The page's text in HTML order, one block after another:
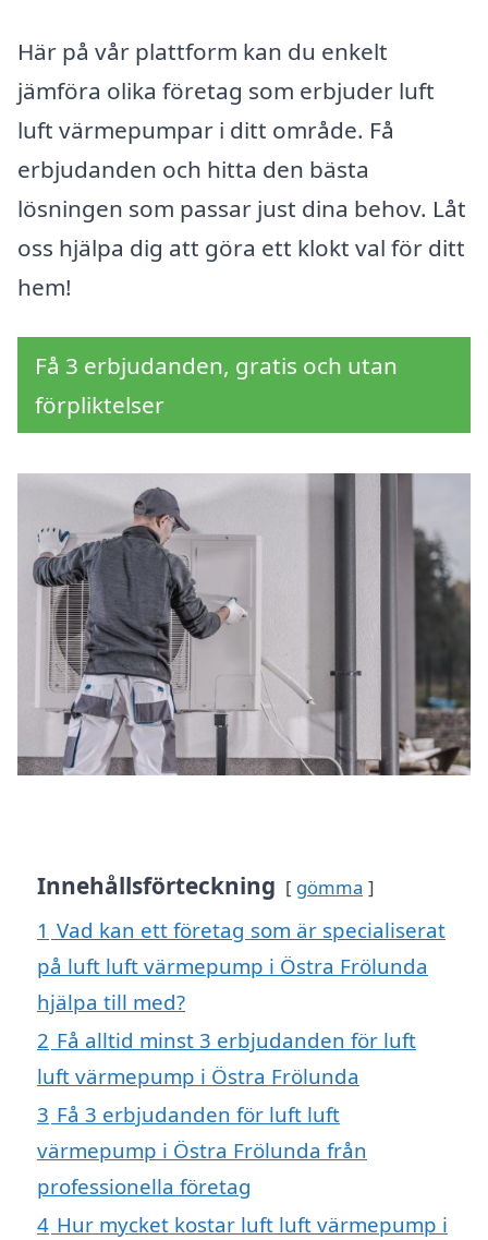
Här på vår plattform kan du enkelt
jämföra olika företag som erbjuder luft
luft värmepumpar i ditt område. Få
erbjudanden och hitta den bästa
lösningen som passar just dina behov. Låt
oss hjälpa dig att göra ett klokt val för ditt
hem!
Få 3 erbjudanden, gratis och utan
förpliktelser
Innehållsförteckning gömma
1 Vad kan ett företag som är specialiserat
på luft luft värmepump i Östra Frölunda
hjälpa till med?
2 Få alltid minst 3 erbjudanden för luft
luft värmepump i Östra Frölunda
3 Få 3 erbjudanden för luft luft
värmepump i Östra Frölunda från
professionella företag
4 Hur mycket kostar luft luft värmepump i